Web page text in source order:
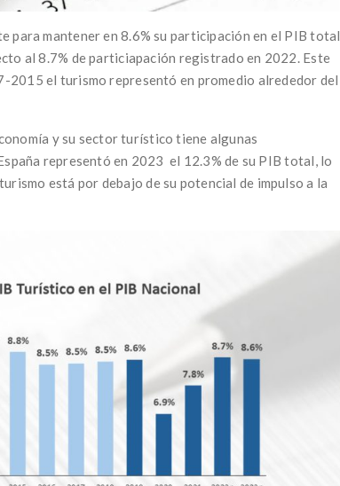
para mantener en 8.6% su participación en el PIB total
al 8.7% de particiapación registrado en 2022. Este
el turismo representó en promedio alrededor del
y su sector turístico tiene algunas
representó en 2023 el 12.3% de su PIB total, lo
está por debajo de su potencial de impulso a la